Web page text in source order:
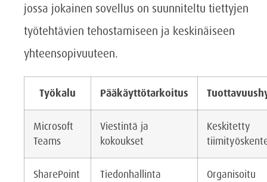
jossa jokainen sovellus on suunniteltu tiettyjen
työtehtävien tehostamiseen ja keskinäiseen
yhteensopivuuteen.
Työkalu Pääkäyttötarkoitus
Microsoft
Teams
Viestintä ja
kokoukset
Keskitetty
SharePoint Tiedonhallinta Organisoitu